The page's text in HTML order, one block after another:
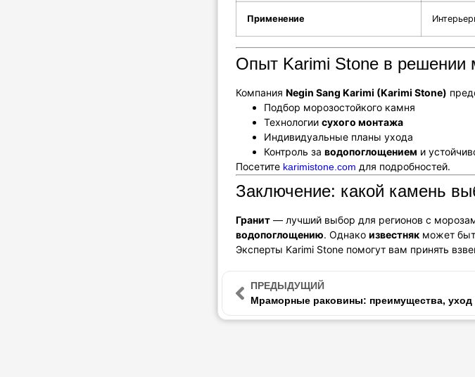
Применение
Опыт Karimi Stone в решении
КомпанияNegin Sang Karimi (Karimi Stone)
Подбор морозостойкого камня
Технологиисухого монтажа
Индивидуальные планы ухода
Контроль заводопоглощением и
Посетите karimistone.com для подробностей.
Заключение: какой камень
Гранит — лучший выбор для регионов с
водопоглощению. Однакоизвестняк может
Эксперты Karimi Stone помогут вам принять
ПРЕДЫДУЩИЙ
Мраморные раковины: преимущества, уход